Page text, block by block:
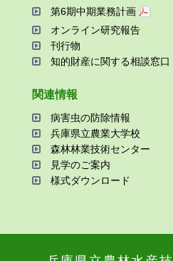
第6期中期業務計画
オンライン研究報告
刊⾏物
知的財産に関する相談窓⼝
関連情報
病害⾍の防除情報
兵庫県⽴農業⼤学校
森林林業技術センター
⾒学のご案内
様式ダウンロード